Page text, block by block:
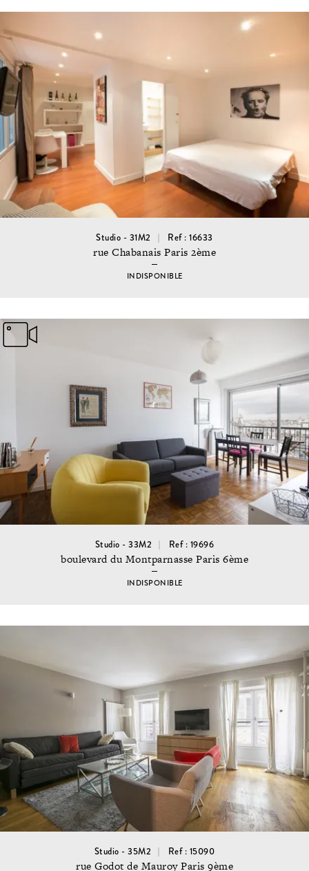
Studio - 31M2 Ref : 16633
rue Chabanais Paris 2ème
INDISPONIBLE
Studio - 33M2 Ref : 19696
boulevard du Montparnasse Paris 6ème
INDISPONIBLE
Studio - 35M2 Ref : 15090
rue Godot de Mauroy Paris 9ème